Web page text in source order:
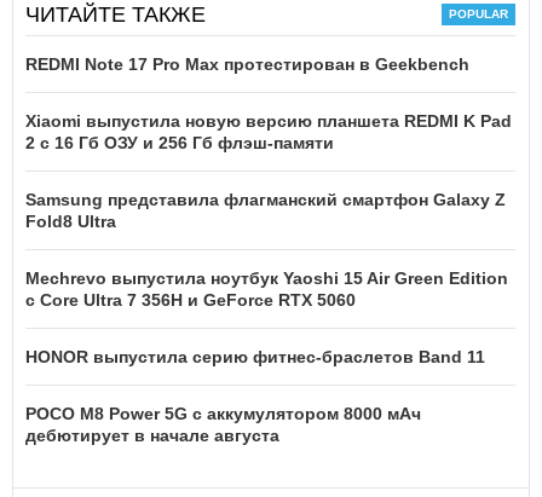
ЧИТАЙТЕ ТАКЖЕ
REDMI Note 17 Pro Max протестирован в Geekbench
Xiaomi выпустила новую версию планшета REDMI K Pad
2 с 16 Гб ОЗУ и 256 Гб флэш-памяти
Samsung представила флагманский смартфон Galaxy Z
Fold8 Ultra
Mechrevo выпустила ноутбук Yaoshi 15 Air Green Edition
с Core Ultra 7 356H и GeForce RTX 5060
HONOR выпустила серию фитнес-браслетов Band 11
POCO M8 Power 5G с аккумулятором 8000 мАч
дебютирует в начале августа